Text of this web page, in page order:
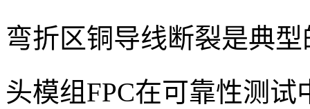
弯折区铜导线断裂是典
头模组FPC在可靠性测